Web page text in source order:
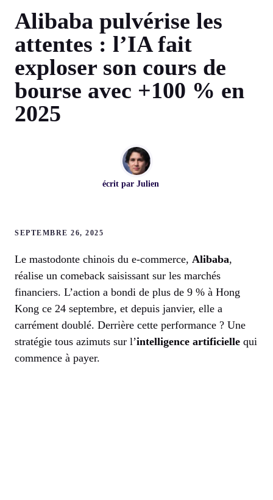
Alibaba pulvérise les
attentes : l’IA fait
exploser son cours de
bourse avec +100 % en
2025
écrit par Julien
SEPTEMBRE 26, 2025
Le mastodonte chinois du e-commerce, Alibaba,
réalise un comeback saisissant sur les marchés
financiers. L’action a bondi de plus de 9 % à Hong
Kong ce 24 septembre, et depuis janvier, elle a
carrément doublé. Derrière cette performance ? Une
stratégie tous azimuts sur l’intelligence artificielle qui
commence à payer.